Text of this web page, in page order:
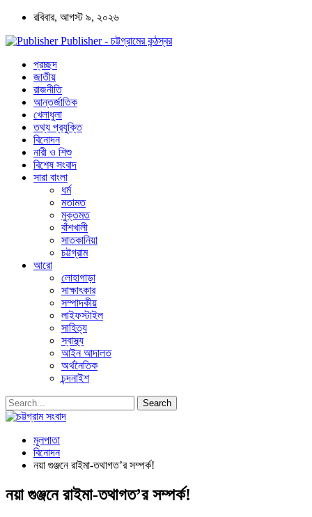
রবিবার, আগস্ট ৯, ২০২৬
Publisher - চট্টগ্রামের কন্ঠস্বর
প্রচ্ছদ
জাতীয়
রাজনীতি
আন্তর্জাতিক
খেলাধুলা
তথ্য প্রযুক্তি
বিনোদন
নারী ও শিশু
বিশেষ সংবাদ
সারা বাংলা
ধর্ম
মতামত
মুক্তমত
বাঁশখালী
সাতকানিয়া
চট্টগ্রাম
আরো
লোহাগাড়া
সাক্ষাৎকার
সম্পাদকীয়
লাইফস্টাইল
সাহিত্য
স্বাস্থ্য
আইন আদালত
অর্থনৈতিক
চন্দনাইশ
মূলপাতা
বিনোদন
নয়া গুঞ্জনে রাইমা-তথাগত’র সম্পর্ক!
নয়া গুঞ্জনে রাইমা-তথাগত’র সম্পর্ক!